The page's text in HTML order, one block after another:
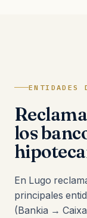
ENTIDADES
los
En Lugo
principales
(Bankia →